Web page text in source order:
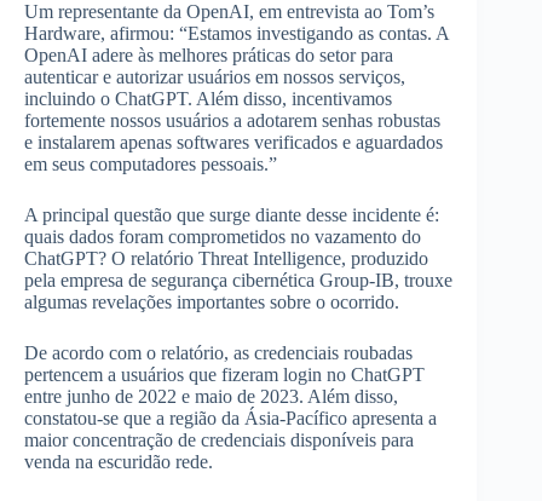
Um representante da OpenAI, em entrevista ao Tom’s
Hardware, afirmou: “Estamos investigando as contas. A
OpenAI adere às melhores práticas do setor para
autenticar e autorizar usuários em nossos serviços,
incluindo o ChatGPT. Além disso, incentivamos
fortemente nossos usuários a adotarem senhas robustas
e instalarem apenas softwares verificados e aguardados
em seus computadores pessoais.”
A principal questão que surge diante desse incidente é:
quais dados foram comprometidos no vazamento do
ChatGPT? O relatório Threat Intelligence, produzido
pela empresa de segurança cibernética Group-IB, trouxe
algumas revelações importantes sobre o ocorrido.
De acordo com o relatório, as credenciais roubadas
pertencem a usuários que fizeram login no ChatGPT
entre junho de 2022 e maio de 2023. Além disso,
constatou-se que a região da Ásia-Pacífico apresenta a
maior concentração de credenciais disponíveis para
venda na escuridão rede.